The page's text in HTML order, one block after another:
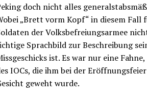
doch nicht alles
„Brett vorm Kopf“ in diesem Fall
der Volksbefreiungsarmee
Sprachbild zur Beschreibung
ist. Es war nur eine
IOCs, die ihm bei der
geweht wurde.